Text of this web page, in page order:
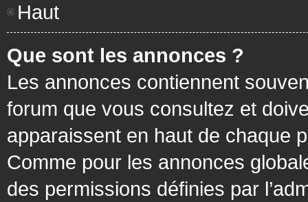
Haut
Que sont les annonces ?
Les annonces contiennent
forum que vous consultez et
apparaissent en haut de chaque
Comme pour les annonces
des permissions définies par